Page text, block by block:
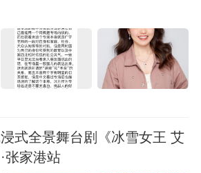
浸式全景舞台剧《冰雪女王 艾
张家港站